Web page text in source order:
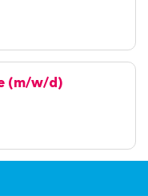
(m/w/d)